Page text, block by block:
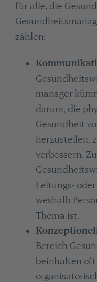
für alle, die
zählen:
manager
darum, die
Gesundheit
herzustellen,
verbessern.
Leitungs-
weshalb
Thema ist.
Bereich
beinhalten